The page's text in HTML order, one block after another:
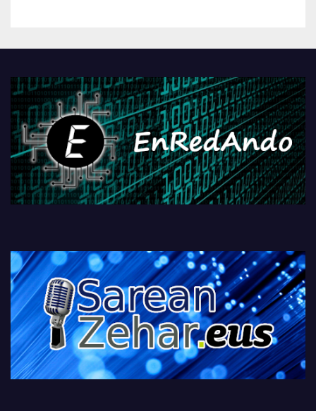
PlayStationeko bideojoko